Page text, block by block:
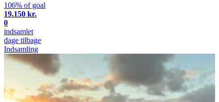
106% of goal
19.150 kr.
0
indsamlet
dage tilbage
Indsamling